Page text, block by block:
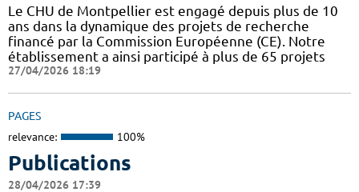
Le CHU de Montpellier est engagé depuis plus de 10
ans dans la dynamique des projets de recherche
financé par la Commission Européenne (CE). Notre
établissement a ainsi participé à plus de 65 projets
27/04/2026 18:19
PAGES
relevance: 100%
Publications
28/04/2026 17:39